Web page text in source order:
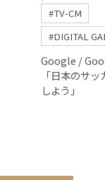
#TV-CM
#DIGITAL
Google /
「日本のサ
しよう」